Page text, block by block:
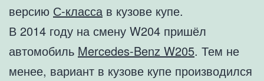
версию С-класса в кузове купе.
В 2014 году на смену W204 пришёл
автомобиль Mercedes-Benz W205. Тем не
менее, вариант в кузове купе производился